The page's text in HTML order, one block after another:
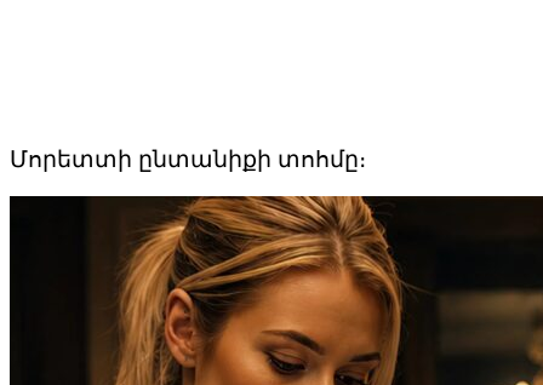
Մորետտի ընտանիքի տոհմը։